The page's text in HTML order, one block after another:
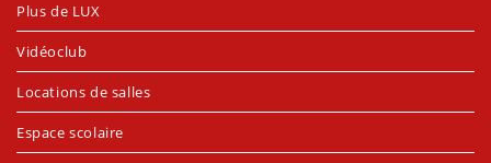
Plus de LUX
Vidéoclub
Locations de salles
Espace scolaire